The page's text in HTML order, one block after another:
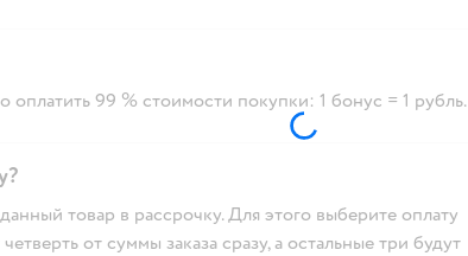
99 % стоимости покупки: 1 бонус = 1 рубль.
товар в рассрочку. Для этого выберите оплату
от суммы заказа сразу, а остальные три будут